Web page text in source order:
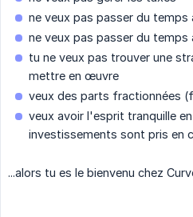
ne veux pas passer du temps
ne veux pas passer du
tu ne veux pas trouver une
mettre en œuvre
veux des parts fractionnées
veux avoir l'esprit tranquille
investissements sont pris en
...alors tu es le bienvenu chez